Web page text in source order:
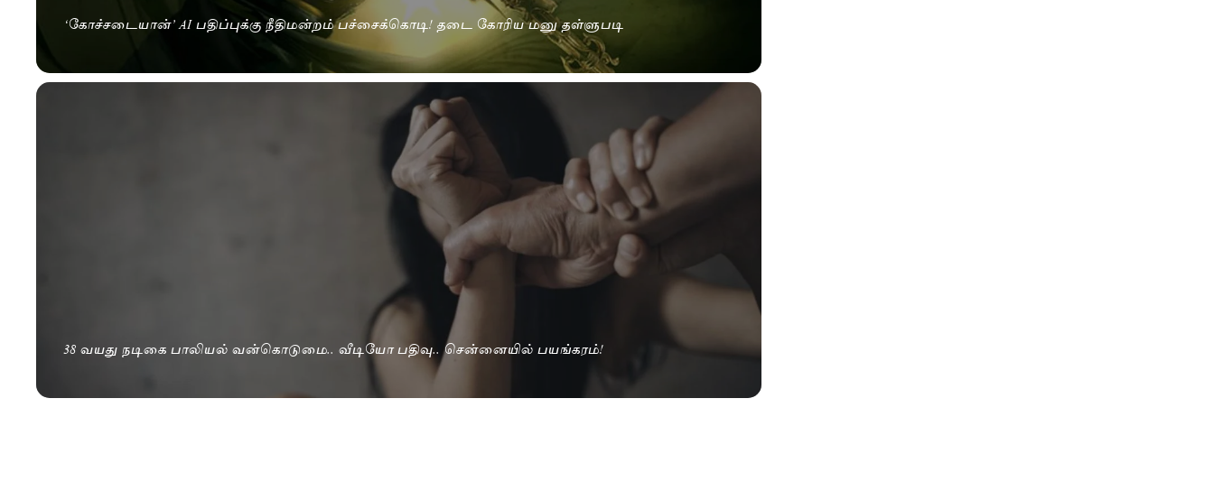
‘கோச்சடையான்’ AI பதிப்புக்கு நீதிமன்றம் பச்சைக்கொடி! தடை கோரிய மனு தள்ளுபடி
38 வயது நடிகை பாலியல் வன்கொடுமை.. வீடியோ பதிவு.. சென்னையில் பயங்கரம்!